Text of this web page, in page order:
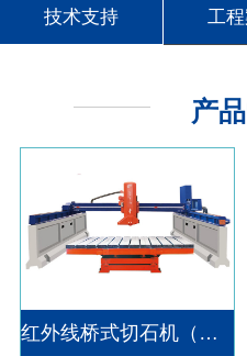
技术支持 工程
产
红外线桥式切石机（高速版）HC-600高速版